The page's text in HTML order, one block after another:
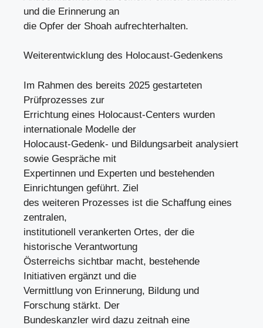
und die Erinnerung an
die Opfer der Shoah aufrechterhalten.
Weiterentwicklung des Holocaust-Gedenkens
Im Rahmen des bereits 2025 gestarteten
Prüfprozesses zur
Errichtung eines Holocaust-Centers wurden
internationale Modelle der
Holocaust-Gedenk- und Bildungsarbeit analysiert
sowie Gespräche mit
Expertinnen und Experten und bestehenden
Einrichtungen geführt. Ziel
des weiteren Prozesses ist die Schaffung eines
zentralen,
institutionell verankerten Ortes, der die
historische Verantwortung
Österreichs sichtbar macht, bestehende
Initiativen ergänzt und die
Vermittlung von Erinnerung, Bildung und
Forschung stärkt. Der
Bundeskanzler wird dazu zeitnah eine